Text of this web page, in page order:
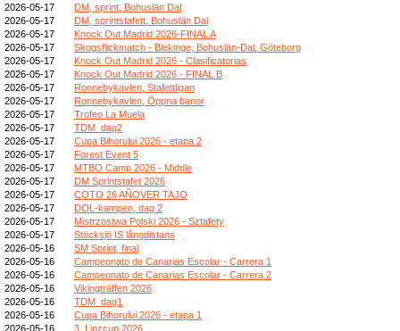
2026-05-17
DM, sprint, Bohuslän Dal
2026-05-17
DM, sprintstafett, Bohuslän Dal
2026-05-17
Knock Out Madrid 2026-FINAL A
2026-05-17
Skogsflickmatch - Blekinge, Bohuslän-Dal, Göteborg
2026-05-17
Knock Out Madrid 2026 - Clasificatorias
2026-05-17
Knock Out Madrid 2026 - FINAL B
2026-05-17
Ronnebykavlen, Stafettligan
2026-05-17
Ronnebykavlen, Öppna banor
2026-05-17
Trofeo La Muela
2026-05-17
TDM_dag2
2026-05-17
Cupa Bihorului 2026 - etapa 2
2026-05-17
Forest Event 5
2026-05-17
MTBO Camp 2026 - Middle
2026-05-17
DM Sprintstafet 2026
2026-05-17
COTO 26 AÑOVER TAJO
2026-05-17
DOL-kampen, dag 2
2026-05-17
Mistrzostwa Polski 2026 - Sztafety
2026-05-17
Stöcksjö IS långdistans
2026-05-16
SM Sprint, final
2026-05-16
Campeonato de Canarias Escolar - Carrera 1
2026-05-16
Campeonato de Canarias Escolar - Carrera 2
2026-05-16
Vikingträffen 2026
2026-05-16
TDM_dag1
2026-05-16
Cupa Bihorului 2026 - etapa 1
2026-05-16
3. Linzcup 2026